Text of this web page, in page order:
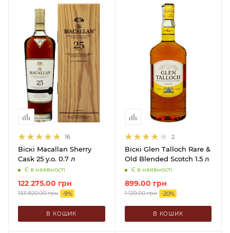
16
Віскі Macallan Sherry
Cask 25 y.o. 0.7 л
Є в наявності
122 275.00 грн
133 820.00грн -9%
В КОШИК
2
Віскі Glen Talloch Rare &
Old Blended Scotch 1.5 л
Є в наявності
899.00 грн
1 129.00грн -20%
В КОШИК